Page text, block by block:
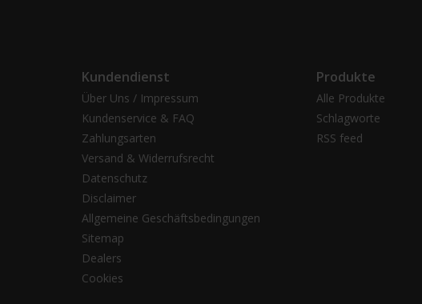
Kundendienst
Über Uns / Impressum
Kundenservice & FAQ
Zahlungsarten
Versand & Widerrufsrecht
Datenschutz
Disclaimer
Allgemeine Geschäftsbedingungen
Sitemap
Dealers
Cookies
Produkte
Alle Produkte
Schlagworte
RSS feed